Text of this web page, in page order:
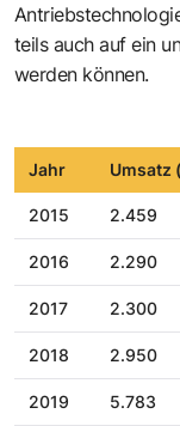
teils auch auf ein
werden können.
Jahr Umsatz
2015 2.459
2016 2.290
2017 2.300
2018 2.950
2019 5.783